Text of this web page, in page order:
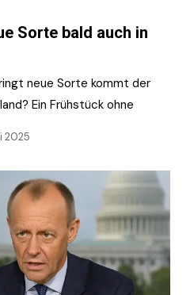
Sorte bald auch in
neue Sorte kommt der
Ein Frühstück ohne
2025